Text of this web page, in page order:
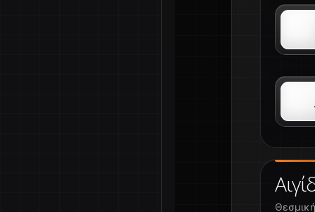
Θεσμική